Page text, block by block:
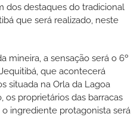
dos destaques do tradicional
que será realizado, neste
mineira, a sensação será o 6º
que acontecerá
situada na Orla da Lagoa
os proprietários das barracas
ingrediente protagonista será